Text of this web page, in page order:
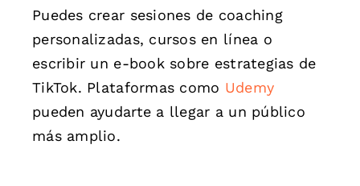
Puedes crear sesiones de coaching
personalizadas, cursos en línea o
escribir un e-book sobre estrategias de
TikTok. Plataformas como Udemy
pueden ayudarte a llegar a un público
más amplio.